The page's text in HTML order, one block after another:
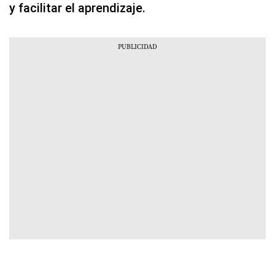
y facilitar el aprendizaje.